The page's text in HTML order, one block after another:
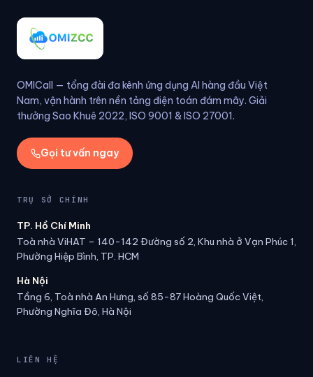
OMICall — tổng đài đa kênh ứng dụng AI hàng đầu Việt
Nam, vận hành trên nền tảng điện toán đám mây. Giải
thưởng Sao Khuê 2022, ISO 9001 & ISO 27001.
Gọi tư vấn ngay
TRỤ SỞ CHÍNH
TP. Hồ Chí Minh
Toà nhà ViHAT – 140-142 Đường số 2, Khu nhà ở Vạn Phúc 1,
Phường Hiệp Bình, TP. HCM
Hà Nội
Tầng 6, Toà nhà An Hưng, số 85-87 Hoàng Quốc Việt,
Phường Nghĩa Đô, Hà Nội
LIÊN HỆ